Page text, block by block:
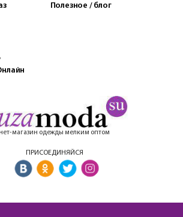
Полезное / блог
магазин одежды мелким оптом
ПРИСОЕДИНЯЙСЯ